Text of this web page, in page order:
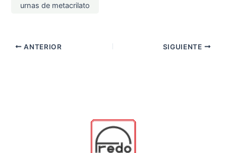
urnas de metacrilato
ANTERIOR SIGUIENTE